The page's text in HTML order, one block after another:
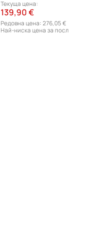
Текуща цена:
139,90 €
Редовна цена: 276,05 €
Най-ниска цена за последните